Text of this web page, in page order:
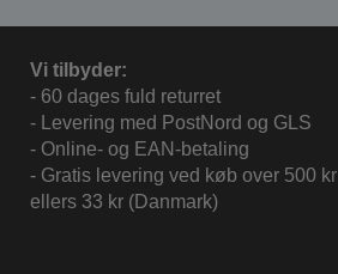
Vi tilbyder:
- 60 dages fuld returret
- Levering med PostNord og GLS
- Online- og EAN-betaling
- Gratis levering ved køb over 500 kr
ellers 33 kr (Danmark)